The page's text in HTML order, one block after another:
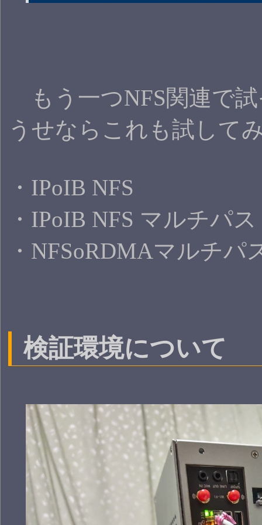
もう一つNFS関連で
うせならこれも試して
・IPoIB NFS
・IPoIB NFS マルチパス
・NFSoRDMAマルチパ
検証環境について